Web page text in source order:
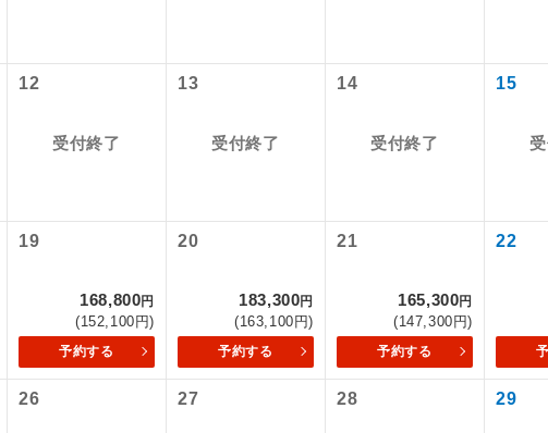
12
受付終了
13
受付終了
14
受付終了
15
19
168,800円
(152,100円)
予約する
20
183,300円
(163,100円)
予約する
21
165,300円
(147,300円)
予約する
22
26 27 28 29
運賃」を利用したツアーです。
ールセンター及びカウンターでのお申し込みはできま
着空港（駅）から最終日出発空港（駅）まで添乗員が
イドが乗務し、車内での観光案内があります。
コに登録されている文化遺産や自然遺産を訪ねるコー
ポットに立ち寄るコースです。
にも宿泊するコースです。